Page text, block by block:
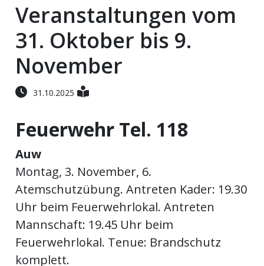
Veranstaltungen
Stellen
Paper
App
Auw:
Veranstaltungen vom
31. Oktober bis 9.
November
31.10.2025
Feuerwehr Tel. 118
Auw
Montag, 3. November, 6.
Atemschutzübung. Antreten Kader: 19.30
Uhr beim Feuerwehrlokal. Antreten
Mannschaft: 19.45 Uhr beim
Feuerwehrlokal. Tenue: Brandschutz
komplett.